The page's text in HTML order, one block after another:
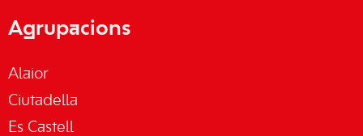
Agrupacions
Alaior
Ciutadella
Es Castell